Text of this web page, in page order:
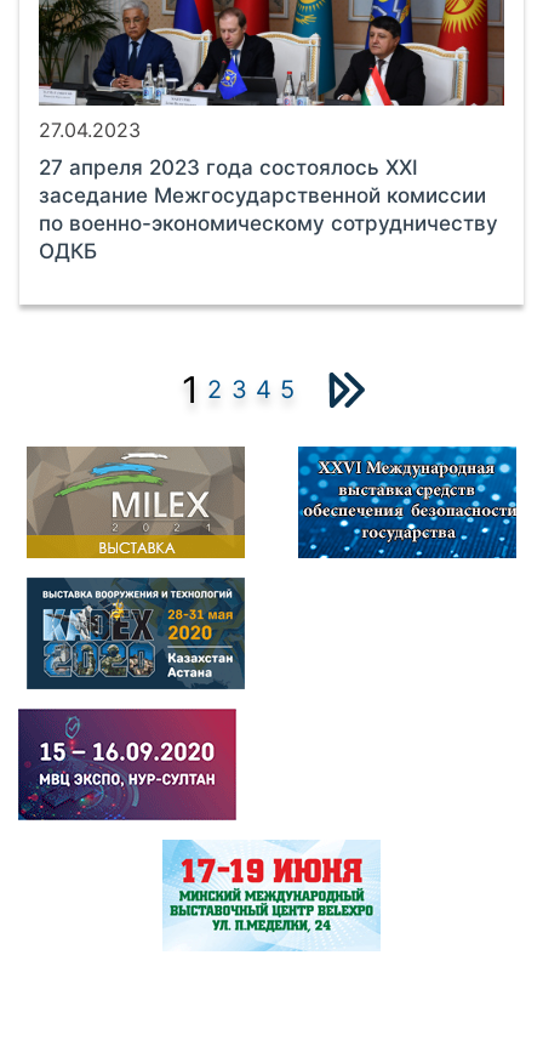
27.04.2023
27 апреля 2023 года состоялось XXI
заседание Межгосударственной комиссии
по военно-экономическому сотрудничеству
ОДКБ
1 2 3 4 5